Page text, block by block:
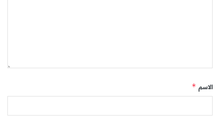
الاسم *